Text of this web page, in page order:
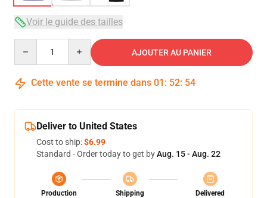
Voir le guide des tailles
AJOUTER AU PANIER
Cette vente se termine dans 01 : 52: 53
Deliver to United States
Cost to ship:$6.99
Standard - Order today to get byAug. 15 - Aug. 22
Production
Shipping
Delivered